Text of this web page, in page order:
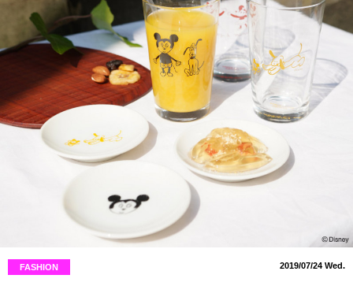
FASHION 2019/07/24 Wed.